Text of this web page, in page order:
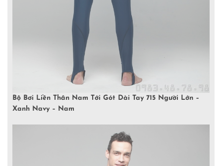
Bộ Bơi Liền Thân Nam Tới Gót Dài Tay 715 Người Lớn –
Xanh Navy – Nam